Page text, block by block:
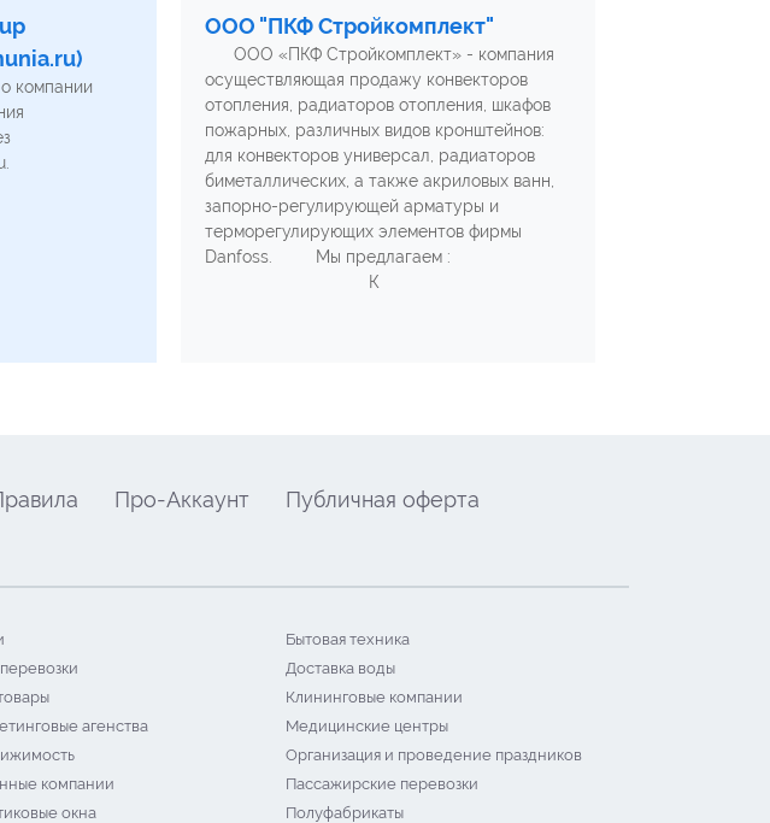
компании
OOO "ПКФ Стройкомплект"
ООО «ПКФ Стройкомплект» - компания
осуществляющая продажу конвекторов
отопления, радиаторов отопления, шкафов
пожарных, различных видов кронштейнов:
для конвекторов универсал, радиаторов
биметаллических, а также акриловых ванн,
запорно-регулирующей арматуры и
терморегулирующих элементов фирмы
Danfoss. Мы предлагаем :
К
Про-Аккаунт
Публичная оферта
Бытовая техника
Доставка воды
Клининговые компании
агенства
Медицинские центры
Организация и проведение праздников
компании
Пассажирские перевозки
окна Полуфабрикаты